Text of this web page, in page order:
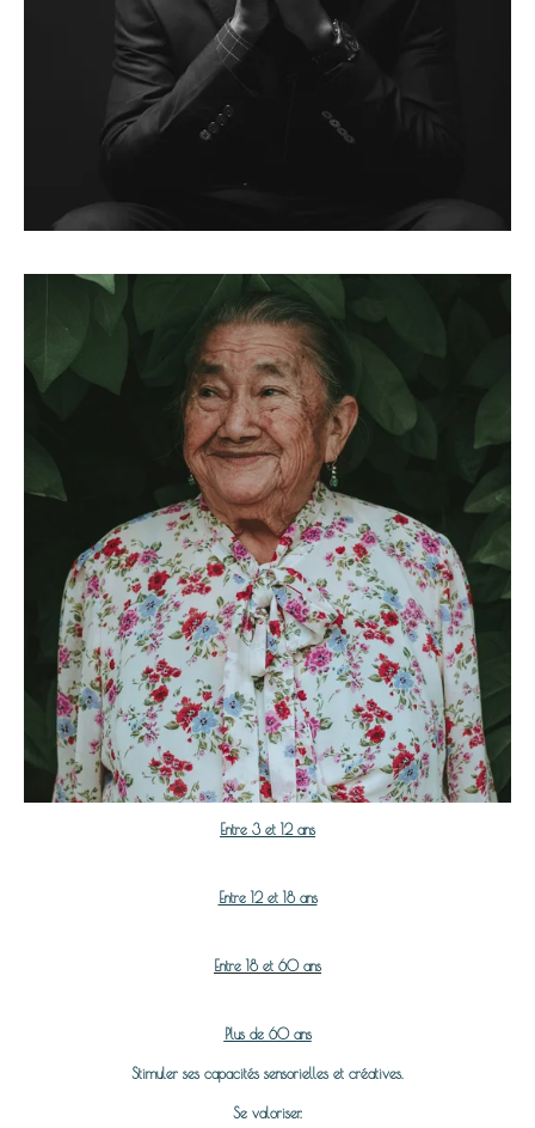
Entre 3 et 12 ans
Entre 12 et 18 ans
Entre 18 et 60 ans
Plus de 60 ans
Stimuler ses capacités sensorielles et créatives.
Se valoriser.